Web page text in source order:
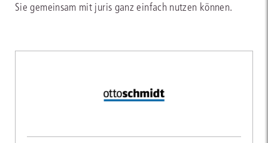
Sie gemeinsam mit juris ganz einfach nutzen können.